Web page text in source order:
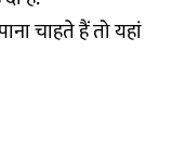
चाहते हैं तोयहां